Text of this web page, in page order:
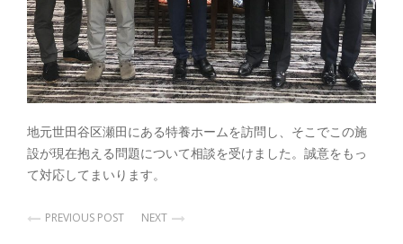
地元世田谷区瀬田にある特養ホームを訪問し、そこでこの施
設が現在抱える問題について相談を受けました。誠意をもっ
て対応してまいります。
PREVIOUS POST NEXT